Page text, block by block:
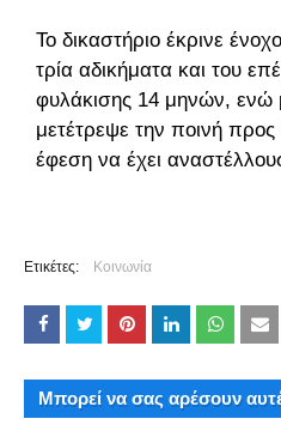
Το δικαστήριο έκρινε
τρία αδικήματα και του
φυλάκισης 14 μηνών, ενώ
μετέτρεψε την ποινή
έφεση να έχει
Ετικέτες: Κοινωνία
Μπορεί να σας αρέσουν